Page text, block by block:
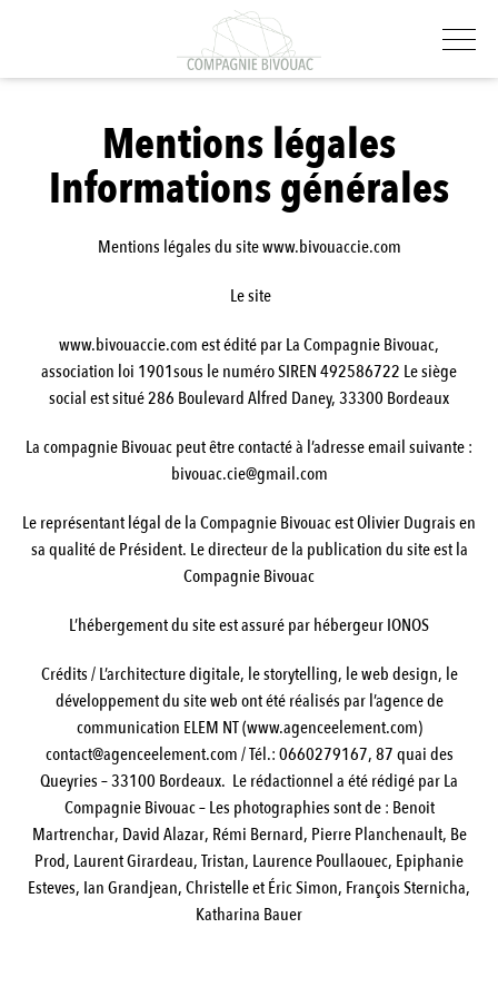
Mentions légales
Informations générales
Mentions légales du site www.bivouaccie.com
Le site
www.bivouaccie.com est édité par La Compagnie Bivouac,
association loi 1901sous le numéro SIREN 492586722 Le siège
social est situé 286 Boulevard Alfred Daney, 33300 Bordeaux
La compagnie Bivouac peut être contacté à l’adresse email suivante :
bivouac.cie@gmail.com
Le représentant légal de la Compagnie Bivouac est Olivier Dugrais en
sa qualité de Président. Le directeur de la publication du site est la
Compagnie Bivouac
L’hébergement du site est assuré par hébergeur IONOS
Crédits / L’architecture digitale, le storytelling, le web design, le
développement du site web ont été réalisés par l’agence de
communication ELEM NT (www.agenceelement.com)
contact@agenceelement.com / Tél.: 0660279167, 87 quai des
Queyries – 33100 Bordeaux. Le rédactionnel a été rédigé par La
Compagnie Bivouac – Les photographies sont de : Benoit
Martrenchar, David Alazar, Rémi Bernard, Pierre Planchenault, Be
Prod, Laurent Girardeau, Tristan, Laurence Poullaouec, Epiphanie
Esteves, Ian Grandjean, Christelle et Éric Simon, François Sternicha,
Katharina Bauer